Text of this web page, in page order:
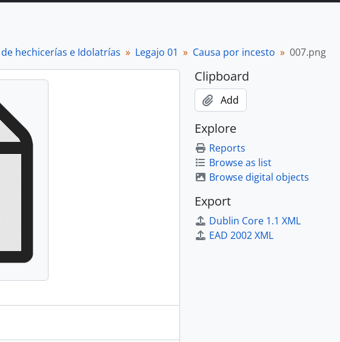
hechicerías e Idolatrías Legajo 01 Causa por incesto 007.png
Clipboard
Add
Explore
Reports
Browse as list
Browse digital objects
Export
Dublin Core 1.1 XML
EAD 2002 XML